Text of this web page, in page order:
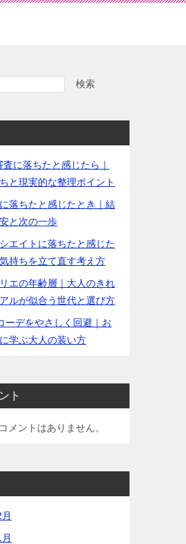
検索
に落ちたと感じたら｜
と現実的な整理ポイント
落ちたと感じたとき｜結
と次の一歩
エイトに落ちたと感じた
持ちを立て直す考え方
エの年齢層｜大人のきれ
ルが似合う世代と選び方
ーデをやさしく回避｜お
学ぶ大人の装い方
ト
メントはありません。